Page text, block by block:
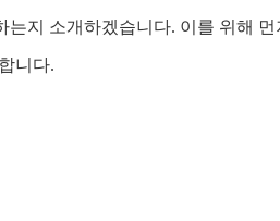
지 소개하겠습니다. 이를 위해
니다.